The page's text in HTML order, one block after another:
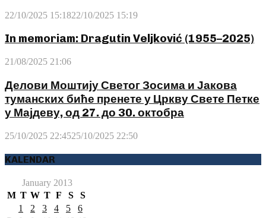
22/10/2025 15:1822/10/2025 15:19
In memoriam: Dragutin Veljković (1955–2025)
21/08/2025 21:06
Делови Моштију Светог Зосима и Јакова
туманских биће пренете у Цркву Свете Петке
у Мајдеву, од 27. до 30. октобра
25/10/2025 22:4525/10/2025 22:50
KALENDAR
January 2013
M T W T F S
S
1
2 3 4 5
6